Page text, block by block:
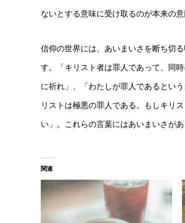
ないとする意味に受け取るのが本来の意
信仰の世界には、あいまいさを断ち切
す。「キリスト者は罪人であって、同
に祈れ」、「わたしが罪人であるとい
リストは極悪の罪人である。もしキリ
い」。これらの言葉にはあいまいさがあ
関連